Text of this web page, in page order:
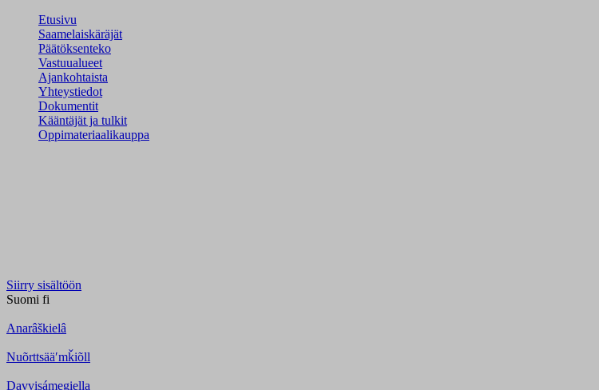
Etusivu
Saamelaiskäräjät
Päätöksenteko
Vastuualueet
Ajankohtaista
Yhteystiedot
Dokumentit
Kääntäjät ja tulkit
Oppimateriaalikauppa
Siirry sisältöön
Suomi fi
Anarâškielâ
Nuõrttsääʹmǩiõll
Davvisámegiella